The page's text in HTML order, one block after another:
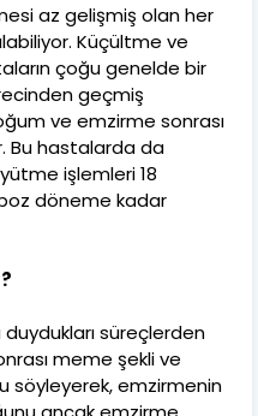
az gelişmiş olan her
Küçültme ve
çoğu genelde bir
geçmiş
ve emzirme sonrası
Bu hastalarda da
işlemleri 18
döneme kadar
duydukları süreçlerden
meme şekli ve
söyleyerek, emzirmenin